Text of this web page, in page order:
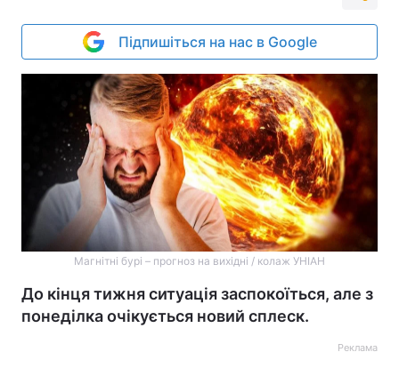
Підпишіться на нас в Google
Магнітні бурі – прогноз на вихідні / колаж УНІАН
До кінця тижня ситуація заспокоїться, але з
понеділка очікується новий сплеск.
Реклама